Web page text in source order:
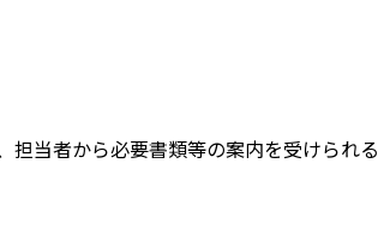
担当者から必要書類等の案内を受けられ